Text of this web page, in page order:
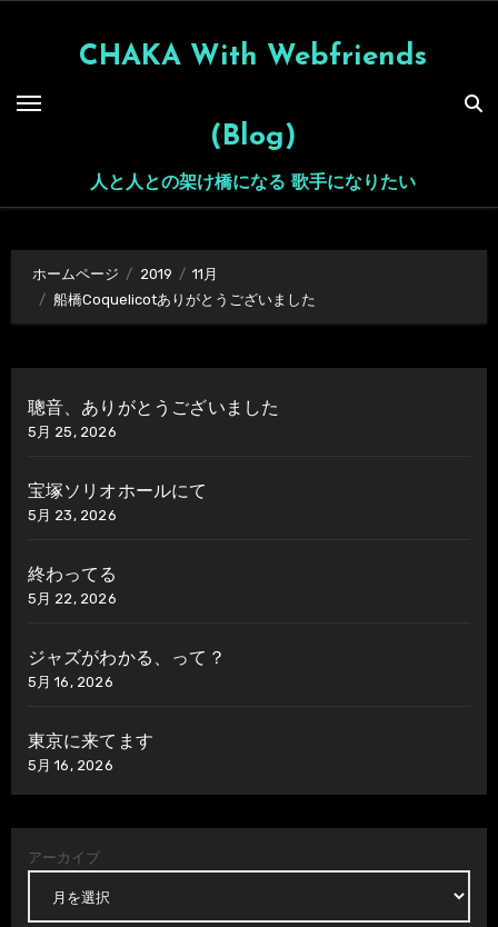
CHAKA With Webfriends
(Blog)
人と人との架け橋になる 歌手になりたい
ホームページ 2019
11月
船橋Coquelicotありがとうございました
聰音、ありがとうございました
5月 25, 2026
宝塚ソリオホールにて
5月 23, 2026
終わってる
5月 22, 2026
ジャズがわかる、って？
5月 16, 2026
東京に来てます
5月 16, 2026
アーカイブ